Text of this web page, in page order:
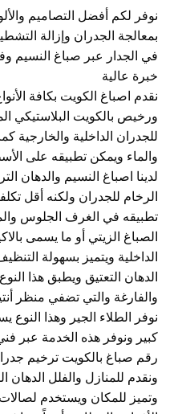
نوفر لكم أفضل التصاميم
بمعالجة الجدران وإزالة
في الجدار عبر صباغ النسيم
خبرة عالية
نقدم اصباغ الكويت بكافة
ورخيص بالكويت البلاستيكي
للجدران الداخلية والخارجية
والماء ويمكن تطبيقه على
لدينا اصباغ النسيم والدهان
الرخام للجدران ولكنه أقل
تطبيقه في الغرف الجلوس
الصباغ الزيتي أو ما يسمى
الداخلية ويتميز بسهولة التنظيف
الدهان التعتيق ويطبق هذا
والفارغة والتي تضفي منظر
نوفر الطلاء الجير وهذا
كبير ونوفر هذه الخدمة عبر
رقم صباغ بالكويت ترخيم
ونقدم للمنازل والفلل
وتميز للمكان ويستخدم لصالات